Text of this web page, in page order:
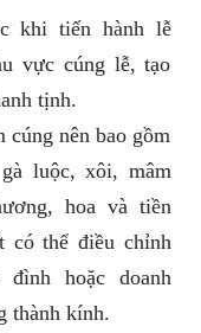
khi tiến hành lễ
vực cúng lễ, tạo
tịnh.
cúng nên bao gồm
luộc, xôi, mâm
hoa và tiền
có thể điều chỉnh
hoặc doanh
thành kính.